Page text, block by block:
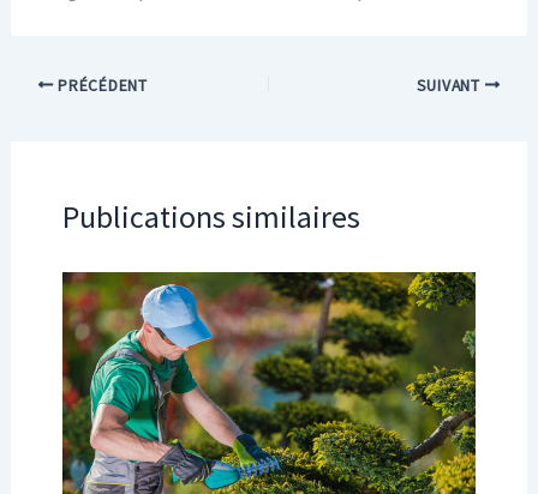
PRÉCÉDENT SUIVANT
Publications similaires